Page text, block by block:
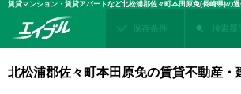
保存条件 検索履
北松浦郡佐々町本田原免の賃貸不動産・